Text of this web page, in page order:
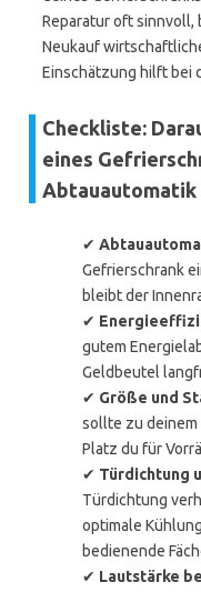
Reparatur oft sinnvoll,
Neukauf
Einschätzung hilft bei
Checkliste:
eines
Abtauautomatik
✔
Gefrierschrank
bleibt der
✔
gutem
Geldbeutel
✔ Größe und
sollte zu deinem
Platz du für
✔ Türdichtung
Türdichtung
optimale
bedienende
✔ Lautstärke